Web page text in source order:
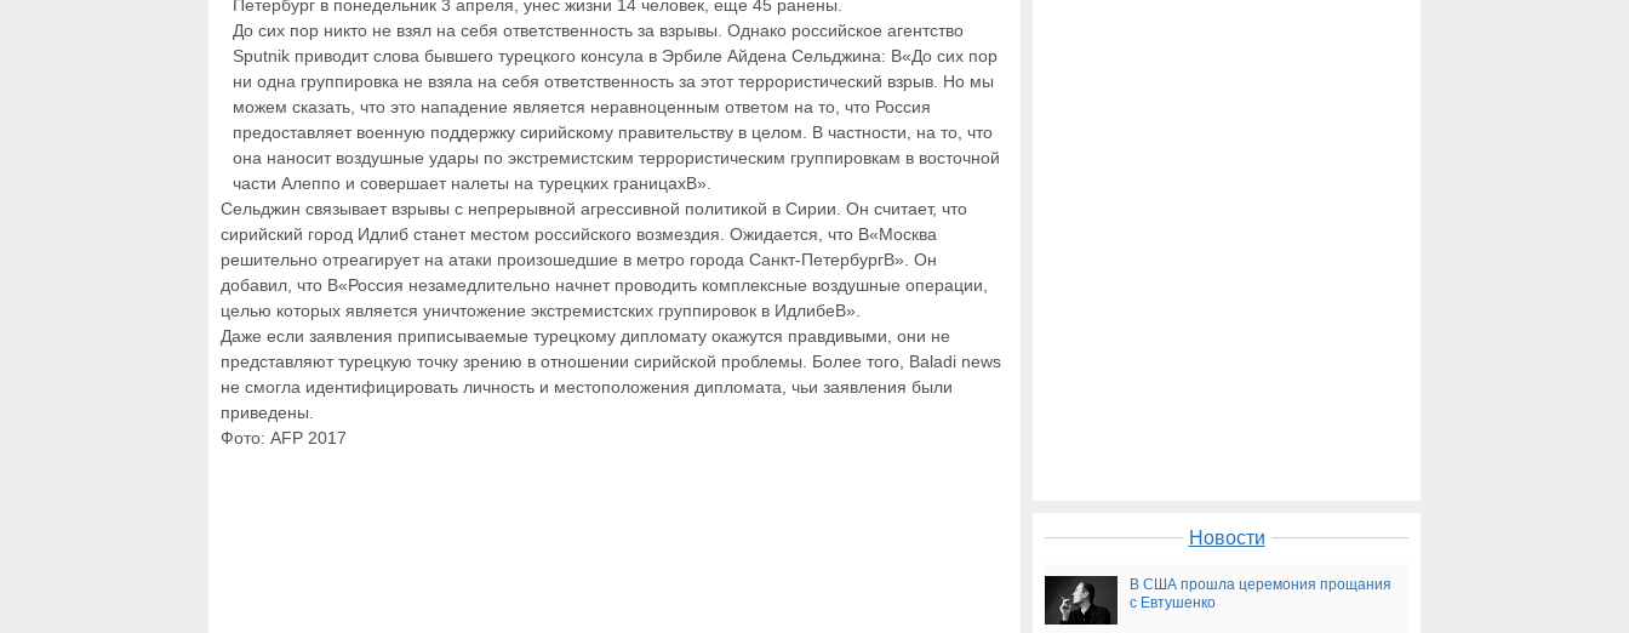
Петербург в понедельник 3 апреля, унес жизни 14 человек, еще 45 ранены.
До сих пор никто не взял на себя ответственность за взрывы. Однако российское агентство
Sputnik приводит слова бывшего турецкого консула в Эрбиле Айдена Сельджина: В«До сих пор
ни одна группировка не взяла на себя ответственность за этот террористический взрыв. Но мы
можем сказать, что это нападение является неравноценным ответом на то, что Россия
предоставляет военную поддержку сирийскому правительству в целом. В частности, на то, что
она наносит воздушные удары по экстремистским террористическим группировкам в восточной
части Алеппо и совершает налеты на турецких границахВ».
Сельджин связывает взрывы с непрерывной агрессивной политикой в Сирии. Он считает, что
сирийский город Идлиб станет местом российского возмездия. Ожидается, что В«Москва
решительно отреагирует на атаки произошедшие в метро города Санкт-ПетербургВ». Он
добавил, что В«Россия незамедлительно начнет проводить комплексные воздушные операции,
целью которых является уничтожение экстремистских группировок в ИдлибеВ».
Даже если заявления приписываемые турецкому дипломату окажутся правдивыми, они не
представляют турецкую точку зрению в отношении сирийской проблемы. Более того, Baladi news
не смогла идентифицировать личность и местоположения дипломата, чьи заявления были
приведены.
Фото: AFP 2017
Новости
В США прошла церемония прощания
с Евтушенко